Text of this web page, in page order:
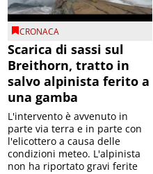
CRONACA
Scarica di sassi sul
Breithorn, tratto in
salvo alpinista ferito a
una gamba
L'intervento è avvenuto in
parte via terra e in parte con
l'elicottero a causa delle
condizioni meteo. L'alpinista
non ha riportato gravi ferite